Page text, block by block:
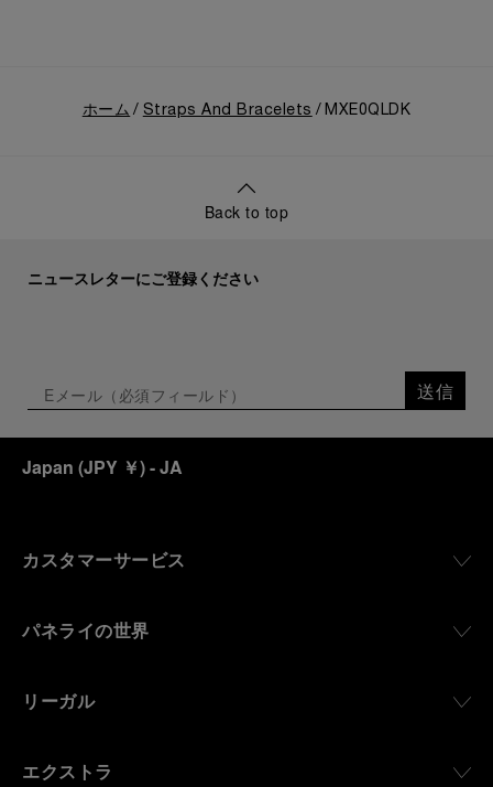
ホーム Straps And Bracelets MXE0QLDK
Back to top
ニュースレターにご登録ください
送信
Japan (JPY ￥)- JA
カスタマーサービス
パネライの世界
リーガル
エクストラ